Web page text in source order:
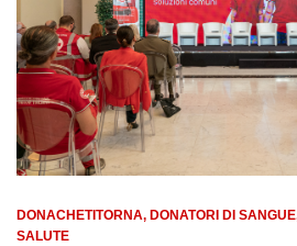
DONACHETITORNA DONATORI DI SANGUE
SALUTE